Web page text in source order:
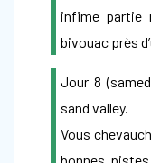
infime partie
bivouac près
Jour 8
sand valley.
Vous